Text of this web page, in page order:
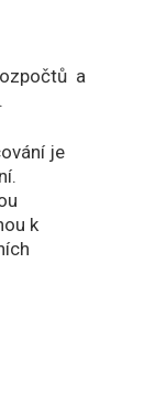
a
je
k